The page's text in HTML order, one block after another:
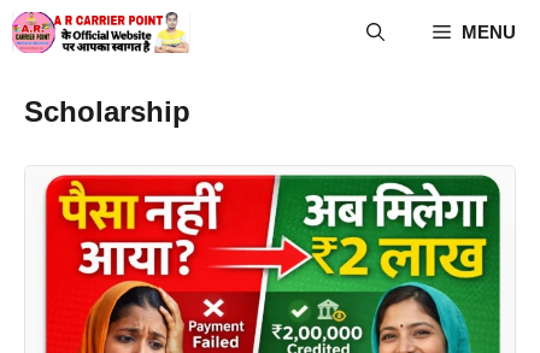
Skip
to
MENU
Scholarship